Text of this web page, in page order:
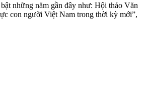
những năm gần đây như: Hội thảo Văn
con người Việt Nam trong thời kỳ mới”,